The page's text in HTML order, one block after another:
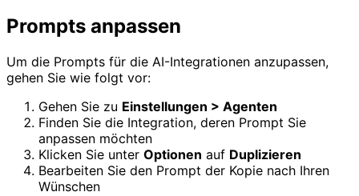
Prompts anpassen
Um die Prompts für die AI-Integrationen anzupassen,
gehen Sie wie folgt vor:
Gehen Sie zu Einstellungen > Agenten
Finden Sie die Integration, deren Prompt Sie
anpassen möchten
Klicken Sie unter Optionen auf Duplizieren
Bearbeiten Sie den Prompt der Kopie nach Ihren
Wünschen